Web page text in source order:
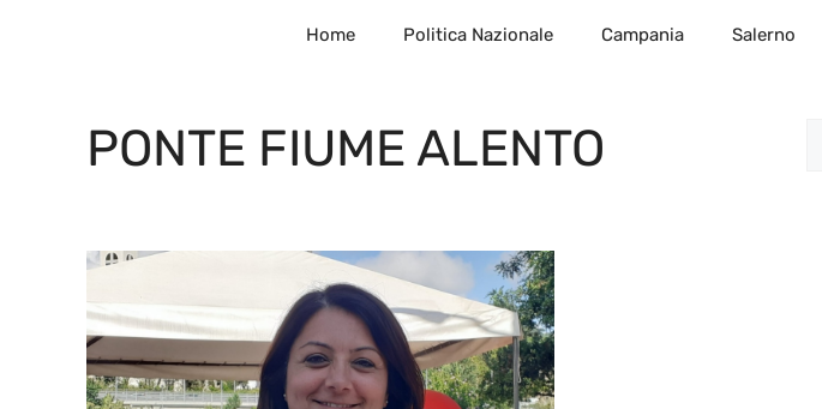
Home Politica Nazionale Campania Salerno
PONTE FIUME ALENTO